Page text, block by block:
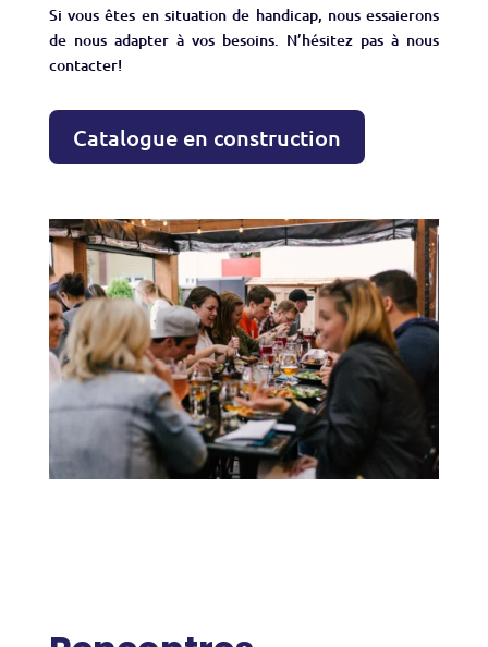
Si vous êtes en situation de handicap, nous essaierons
de nous adapter à vos besoins. N’hésitez pas à nous
contacter!
Catalogue en construction